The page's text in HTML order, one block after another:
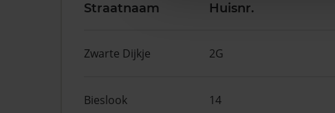
Straatnaam Huisnr.
Zwarte Dijkje 2G
Bieslook 14